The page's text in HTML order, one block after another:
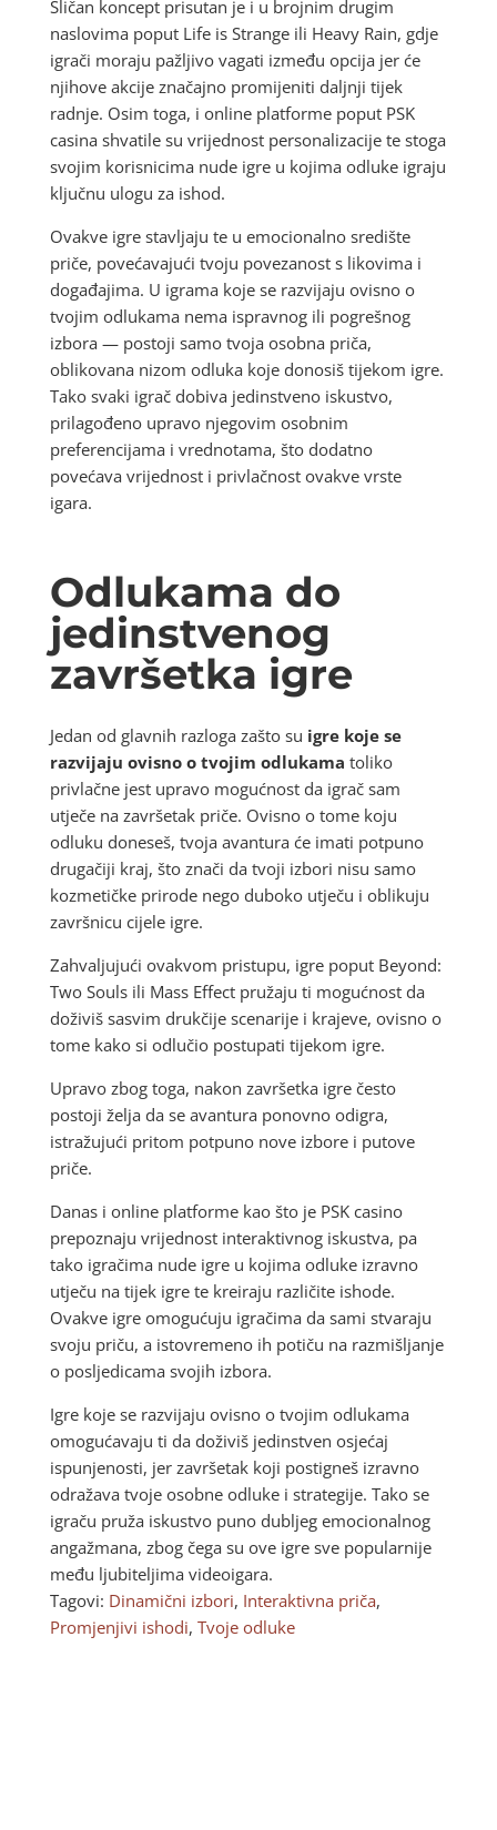
Sličan koncept prisutan je i u brojnim drugim
naslovima poput Life is Strange ili Heavy Rain, gdje
igrači moraju pažljivo vagati između opcija jer će
njihove akcije značajno promijeniti daljnji tijek
radnje. Osim toga, i online platforme poput PSK
casina shvatile su vrijednost personalizacije te stoga
svojim korisnicima nude igre u kojima odluke igraju
ključnu ulogu za ishod.
Ovakve igre stavljaju te u emocionalno središte
priče, povećavajući tvoju povezanost s likovima i
događajima. U igrama koje se razvijaju ovisno o
tvojim odlukama nema ispravnog ili pogrešnog
izbora — postoji samo tvoja osobna priča,
oblikovana nizom odluka koje donosiš tijekom igre.
Tako svaki igrač dobiva jedinstveno iskustvo,
prilagođeno upravo njegovim osobnim
preferencijama i vrednotama, što dodatno
povećava vrijednost i privlačnost ovakve vrste
igara.
Odlukama do
jedinstvenog
završetka igre
Jedan od glavnih razloga zašto su igre koje se
razvijaju ovisno o tvojim odlukama toliko
privlačne jest upravo mogućnost da igrač sam
utječe na završetak priče. Ovisno o tome koju
odluku doneseš, tvoja avantura će imati potpuno
drugačiji kraj, što znači da tvoji izbori nisu samo
kozmetičke prirode nego duboko utječu i oblikuju
završnicu cijele igre.
Zahvaljujući ovakvom pristupu, igre poput Beyond:
Two Souls ili Mass Effect pružaju ti mogućnost da
doživiš sasvim drukčije scenarije i krajeve, ovisno o
tome kako si odlučio postupati tijekom igre.
Upravo zbog toga, nakon završetka igre često
postoji želja da se avantura ponovno odigra,
istražujući pritom potpuno nove izbore i putove
priče.
Danas i online platforme kao što je PSK casino
prepoznaju vrijednost interaktivnog iskustva, pa
tako igračima nude igre u kojima odluke izravno
utječu na tijek igre te kreiraju različite ishode.
Ovakve igre omogućuju igračima da sami stvaraju
svoju priču, a istovremeno ih potiču na razmišljanje
o posljedicama svojih izbora.
Igre koje se razvijaju ovisno o tvojim odlukama
omogućavaju ti da doživiš jedinstven osjećaj
ispunjenosti, jer završetak koji postigneš izravno
odražava tvoje osobne odluke i strategije. Tako se
igraču pruža iskustvo puno dubljeg emocionalnog
angažmana, zbog čega su ove igre sve popularnije
među ljubiteljima videoigara.
Tagovi: Dinamični izbori, Interaktivna priča,
Promjenjivi ishodi, Tvoje odluke